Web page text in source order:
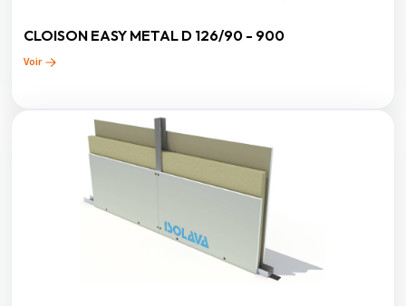
CLOISON EASY METAL D 126/90 - 900
Voir